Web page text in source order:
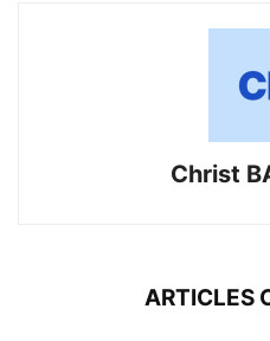
Christ
ARTICLES